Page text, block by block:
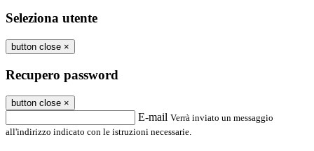
Seleziona utente
button close ×
Recupero password
button close ×
E-mail Verrà inviato un messaggio
all'indirizzo indicato con le istruzioni necessarie.